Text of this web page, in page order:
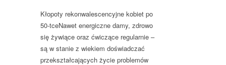
Kłopoty rekonwalescencyjne kobiet po
50-tceNawet energiczne damy, zdrowo
się żywiące oraz ćwiczące regularnie –
są w stanie z wiekiem doświadczać
przekształcających życie problemów